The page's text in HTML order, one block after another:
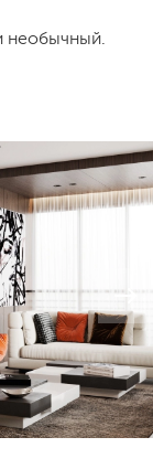
необычный.